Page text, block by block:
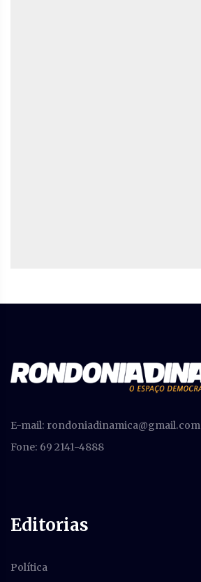
E-mail: rondoniadinamica@gmail.com
Fone: 69 2141-4888
Editorias
Política